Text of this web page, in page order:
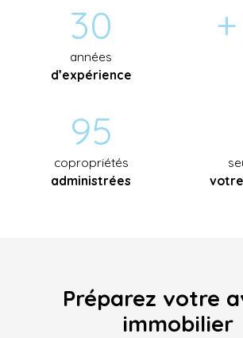
30
années
d’expérience
95
copropriétés
administrées
Préparez votre
immobilier